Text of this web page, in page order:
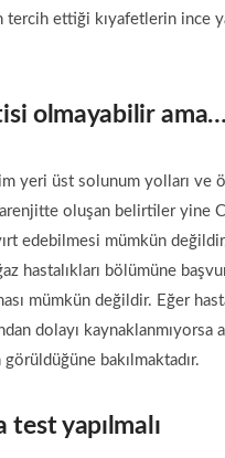
ettiği kıyafetlerin ince
olmayabilir ama…
yeri üst solunum yolları ve
oluşan belirtiler yine
edebilmesi mümkün
hastalıkları bölümüne
mümkün değildir. Eğer
dolayı
bakılmaktadır.
yapılmalı